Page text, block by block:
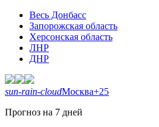
Весь Донбасс
Запорожская область
Херсонская область
ЛНР
ДНР
sun-rain-cloudМосква+25
Прогноз на 7 дней